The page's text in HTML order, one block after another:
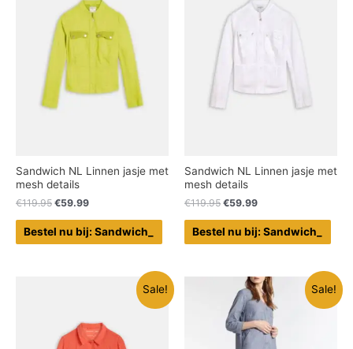
Sandwich NL Linnen jasje met
mesh details
€119.95 €59.99
Bestel nu bij: Sandwich_
Sandwich NL Linnen jasje met
mesh details
€119.95 €59.99
Bestel nu bij: Sandwich_
Sale! Sale!